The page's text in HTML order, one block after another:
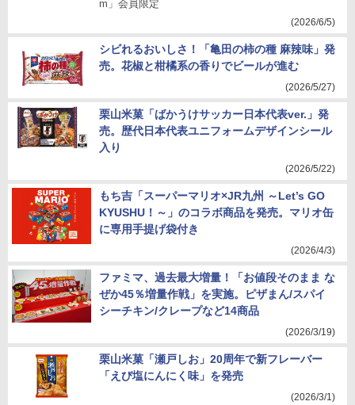
m」会員限定
(2026/6/5)
シビれるおいしさ！「亀田の柿の種 麻辣味」発
売。花椒と柑橘系の香りでビールが進む
(2026/5/27)
栗山米菓「ばかうけサッカー日本代表ver.」発
売。歴代日本代表ユニフォームデザインシール
入り
(2026/5/22)
もち吉「スーパーマリオ×JR九州 ～Let’s GO
KYUSHU！～」のコラボ商品を発売。マリオ缶
に専用手提げ袋付き
(2026/4/3)
ファミマ、過去最大増量！「お値段そのまま な
ぜか45％増量作戦」を実施。ピザまん/スパイ
シーチキン/クレープなど14商品
(2026/3/19)
栗山米菓「瀬戸しお」20周年で新フレーバー
「えび塩にんにく味」を発売
(2026/3/1)